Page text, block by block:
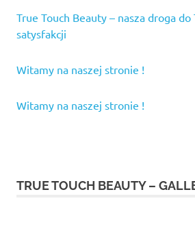
True Touch Beauty – nasza droga do
satysfakcji
Witamy na naszej stronie !
Witamy na naszej stronie !
TRUE TOUCH BEAUTY –